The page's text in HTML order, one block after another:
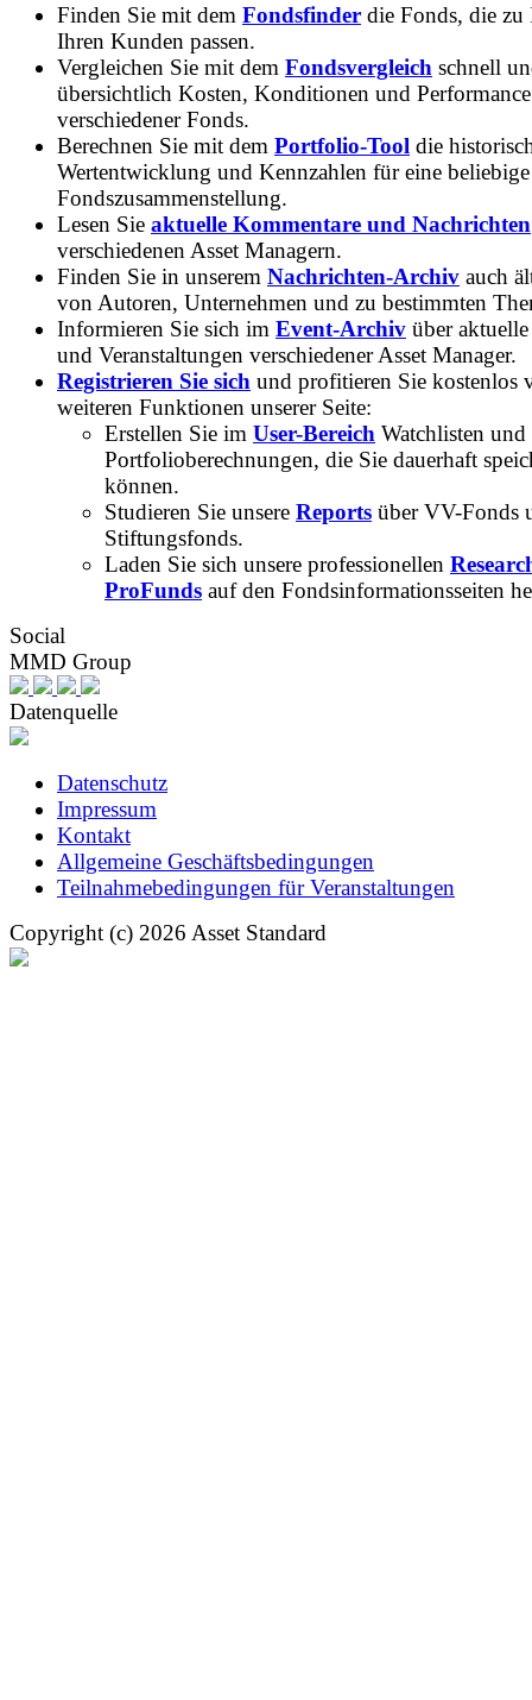
Finden Sie mit dem Fondsfinder die Fonds, die zu
Ihren Kunden passen.
Vergleichen Sie mit dem Fondsvergleich schnell
übersichtlich Kosten, Konditionen und Performance
verschiedener Fonds.
Berechnen Sie mit dem Portfolio-Tool die
Wertentwicklung und Kennzahlen für eine beliebige
Fondszusammenstellung.
Lesen Sie aktuelle Kommentare und Nachrichten
verschiedenen Asset Managern.
Finden Sie in unserem Nachrichten-Archiv auch
von Autoren, Unternehmen und zu bestimmten
Informieren Sie sich im Event-Archiv über
und Veranstaltungen verschiedener Asset Manager.
Registrieren Sie sich und profitieren Sie kostenlos
weiteren Funktionen unserer Seite:
Erstellen Sie im User-Bereich Watchlisten und
Portfolioberechnungen, die Sie dauerhaft
können.
Studieren Sie unsere Reports über VV-Fonds
Stiftungsfonds.
Laden Sie sich unsere professionellen
ProFunds auf den Fondsinformationsseiten
Social
MMD Group
Datenquelle
Datenschutz
Impressum
Kontakt
Allgemeine Geschäftsbedingungen
Teilnahmebedingungen für Veranstaltungen
Copyright (c) 2026 Asset Standard